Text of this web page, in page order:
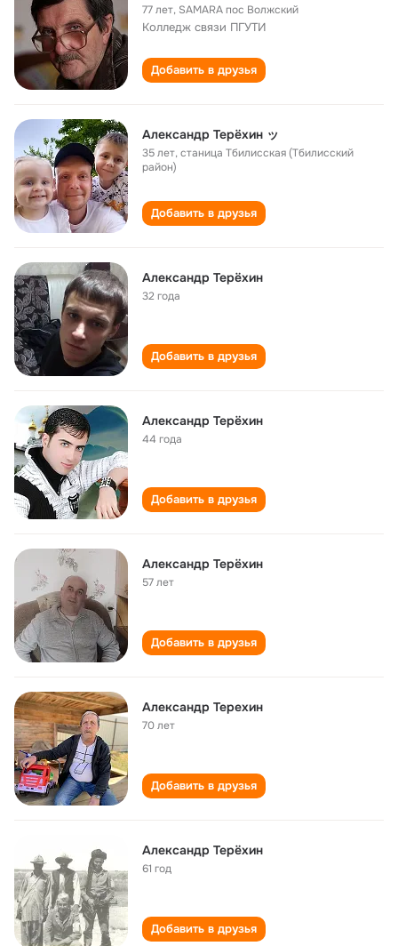
77 лет, SAMARA пос Волжский
Колледж связи ПГУТИ
Добавить в друзья
Александр Терёхин ッ
35 лет,станица Тбилисская (Тбилисский
район)
Добавить в друзья
Александр Терёхин
32 года
Добавить в друзья
Александр Терёхин
44 года
Добавить в друзья
Александр Терёхин
57 лет
Добавить в друзья
Александр Терехин
70 лет
Добавить в друзья
Александр Терёхин
61 год
Добавить в друзья